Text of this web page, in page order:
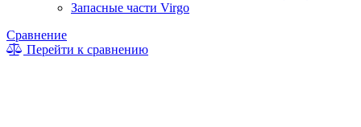
Запасные части Virgo
Сравнение
Перейти к сравнению